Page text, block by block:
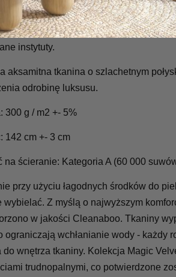
atesty do użytku komercyjnego
pod kątem substancji
instytuty.
aksamitna tkanina o szlachetnym
odrobinę luksusu.
300 g / m2 +- 5%
142 cm +- 3 cm
na ścieranie: Kategoria A (60 000
przy użyciu łagodnych środków do
wybielać. Z myślą o najwyższym
w jakości Cleanaboo. Tkaniny
ograniczają wchłanianie wody - każdy
do wnętrza tkaniny. Kolekcja Magic
trudnopalnymi, co potwierdzone